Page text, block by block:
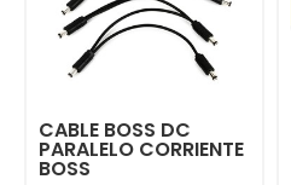
CABLE BOSS DC
PARALELO CORRIENTE
BOSS